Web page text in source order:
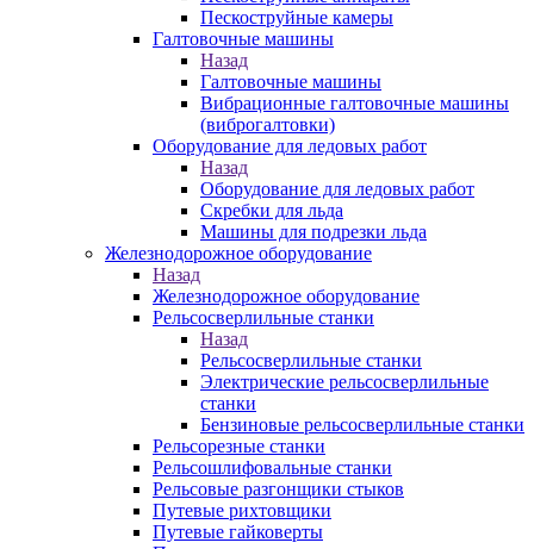
Пескоструйные камеры
Галтовочные машины
Назад
Галтовочные машины
Вибрационные галтовочные машины
(виброгалтовки)
Оборудование для ледовых работ
Назад
Оборудование для ледовых работ
Скребки для льда
Машины для подрезки льда
Железнодорожное оборудование
Назад
Железнодорожное оборудование
Рельсосверлильные станки
Назад
Рельсосверлильные станки
Электрические рельсосверлильные
станки
Бензиновые рельсосверлильные станки
Рельсорезные станки
Рельсошлифовальные станки
Рельсовые разгонщики стыков
Путевые рихтовщики
Путевые гайковерты